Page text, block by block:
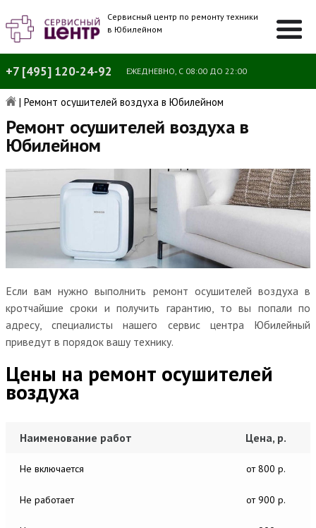
Сервисный центр по ремонту техники
в Юбилейном
+7 [495] 120-24-92 ЕЖЕДНЕВНО, С 08:00 ДО 22:00
| Ремонт осушителей воздуха в Юбилейном
Ремонт осушителей воздуха в
Юбилейном
Если вам нужно выполнить ремонт осушителей воздуха в
кротчайшие сроки и получить гарантию, то вы попали по
адресу, специалисты нашего сервис центра Юбилейный
приведут в порядок вашу технику.
Цены на ремонт осушителей
воздуха
Наименование работ Цена, р.
Не включается от 800 р.
Не работает от 900 р.